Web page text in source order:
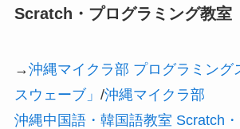
Scratch・プログラミング教室
→沖縄マイクラ部 プログラミング
スウェーブ」 /沖縄マイクラ部
沖縄中国語・韓国語教室 Scratch